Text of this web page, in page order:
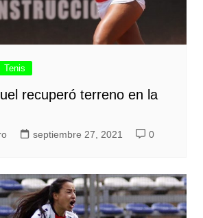
Tenis
recuperó terreno en la
septiembre 27, 2021 0